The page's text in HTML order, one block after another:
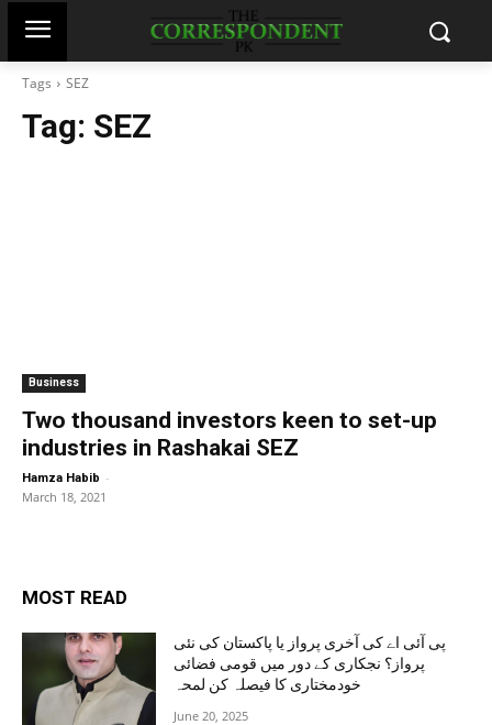
Tags SEZ
Tag: SEZ
Business
Two thousand investors keen to set-up
industries in Rashakai SEZ
Hamza Habib -
March 18, 2021
MOST READ
پی آئی اے کی آخری پرواز یا پاکستان کی نئی
پرواز؟ نجکاری کے دور میں قومی فضائی
خودمختاری کا فیصلہ کن لمحہ
June 20, 2025